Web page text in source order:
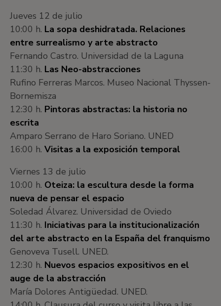
Jueves 12 de julio
10:00 h. La sopa deshidratada. Relaciones
entre surrealismo y arte abstracto
Fernando Castro. Universidad de la Laguna
11:30 h. Las Neo-abstracciones
Rufino Ferreras Marcos. Museo Nacional Thyssen-
Bornemisza
12:30 h. Pintoras abstractas: la historia no
escrita
Amparo Serrano de Haro Soriano. UNED
16:00 h. Visitas a la exposición temporal
Viernes 13 de julio
10:00 h. Oteiza: la escultura desde la forma
nueva de pensar el espacio
Soledad Álvarez. Universidad de Oviedo
11:30 h. Iniciativas para la institucionalización
del arte abstracto en la España del franquismo
Genoveva Tusell. UNED.
12:30 h. Nuevos espacios expositivos en el
auge de la abstracción
María Dolores Antigüedad. UNED.